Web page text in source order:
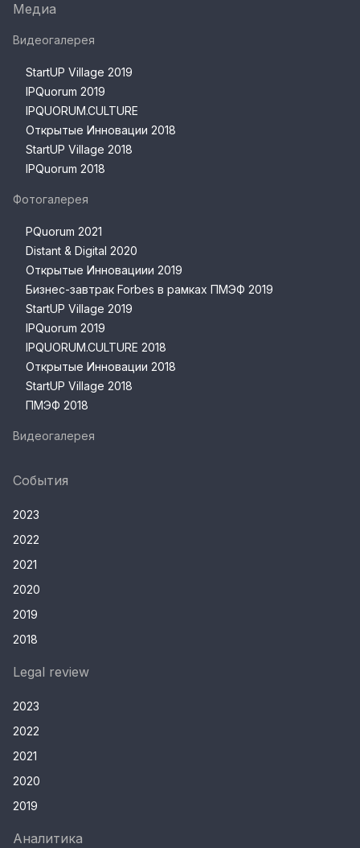
Медиа
Видеогалерея
StartUP Village 2019
IPQuorum 2019
IPQUORUM.CULTURE
Открытые Инновации 2018
StartUP Village 2018
IPQuorum 2018
Фотогалерея
PQuorum 2021
Distant & Digital 2020
Открытые Инновациии 2019
Бизнес-завтрак Forbes в рамках ПМЭФ 2019
StartUP Village 2019
IPQuorum 2019
IPQUORUM.CULTURE 2018
Открытые Инновации 2018
StartUP Village 2018
ПМЭФ 2018
Видеогалерея
События
2023
2022
2021
2020
2019
2018
Legal review
2023
2022
2021
2020
2019
Аналитика